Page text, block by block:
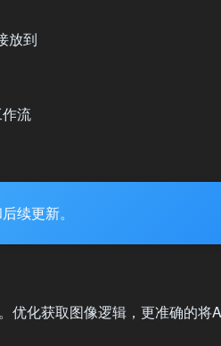
放到
流
续更新。
优化获取图像逻辑，更准确的将